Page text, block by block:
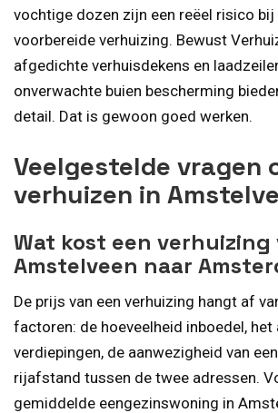
vochtige dozen zijn een reëel risico bij
voorbereide verhuizing. Bewust
afgedichte verhuisdekens en
onverwachte buien bescherming
detail. Dat is gewoon goed werken.
Veelgestelde vragen
verhuizen in
Wat kost een
Amstelveen naar
De prijs van een verhuizing hangt af
factoren: de hoeveelheid inboedel, het
verdiepingen, de aanwezigheid van
rijafstand tussen de twee adressen.
gemiddelde eengezinswoning in